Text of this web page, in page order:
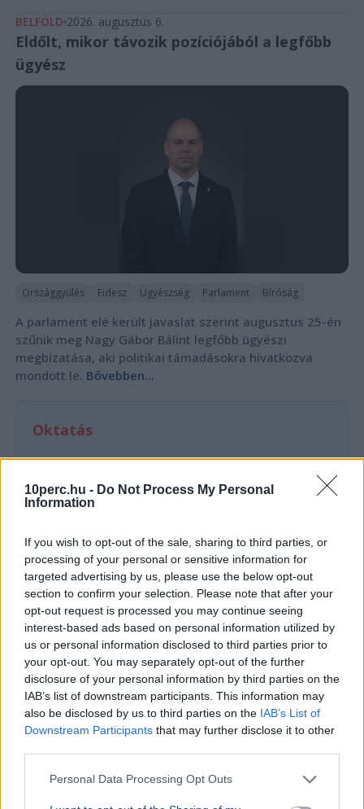
10perc.hu - Do Not Process My Personal
Information
If you wish to opt-out of the sale, sharing to third parties, or
processing of your personal or sensitive information for
targeted advertising by us, please use the below opt-out
section to confirm your selection. Please note that after your
opt-out request is processed you may continue seeing
interest-based ads based on personal information utilized by
us or personal information disclosed to third parties prior to
your opt-out. You may separately opt-out of the further
disclosure of your personal information by third parties on the
IAB’s list of downstream participants. This information may
also be disclosed by us to third parties on the IAB’s List of
Downstream Participants that may further disclose it to other
Personal Data Processing Opt Outs
BELFÖLD 2026. augusztus 6.
Eldőlt, mikor távozik pozíciójából a legfőbb
ügyész
Országgyűlés Fidesz Ügyészség Parlament Bíróság
A parlament elé került javaslat szerint augusztus 25-én
szűnik meg Nagy Gábor Bálint legfőbb ügyészi
megbízatása, aki politikai támadásokra hivatkozva
mondott le. Bővebben...
Oktatás
BELFÖLD
Évek kritikái után most tényleg átalakul
a magyar érettségi
Lannert Judit oktatási miniszter szerint megújul a
magyar nyelv és irodalom érettségi, a végleges
szabályozás ősszel kerülhet nyilvánosságra.
BELFÖLD
Lannert
Lannert
években
ki, ennek